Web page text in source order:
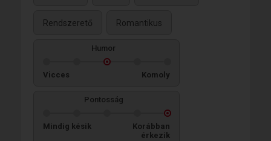
Rendszerető Romantikus
Humor
Vicces Komoly
Pontosság
Mindig késik
Korábban
érkezik